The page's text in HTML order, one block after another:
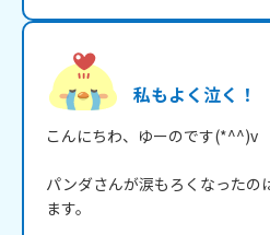
私もよく泣く！
こんにちわ、ゆーのです(*^^)v
パンダさんが涙もろくなったの
ます。